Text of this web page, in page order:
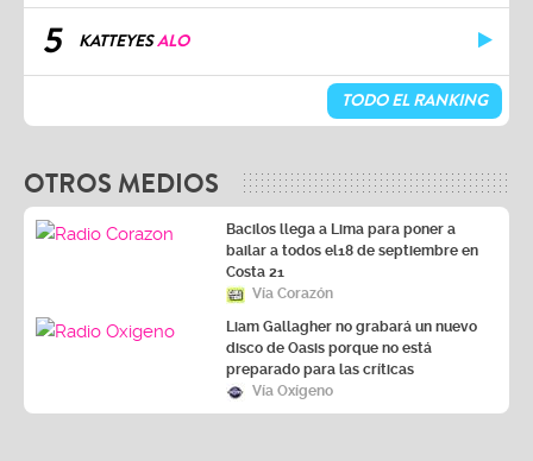
5 KATTEYESALO
TODO EL RANKING
OTROS MEDIOS
Bacilos llega a Lima para poner a
bailar a todos el18 de septiembre en
Costa 21
Vía Corazón
Liam Gallagher no grabará un nuevo
disco de Oasis porque no está
preparado para las críticas
Vía Oxígeno